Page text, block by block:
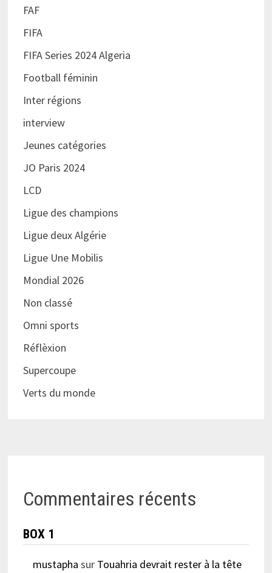
FAF
FIFA
FIFA Series 2024 Algeria
Football féminin
Inter régions
interview
Jeunes catégories
JO Paris 2024
LCD
Ligue des champions
Ligue deux Algérie
Ligue Une Mobilis
Mondial 2026
Non classé
Omni sports
Réflèxion
Supercoupe
Verts du monde
Commentaires récents
BOX 1
mustapha sur Touahria devrait rester à la tête